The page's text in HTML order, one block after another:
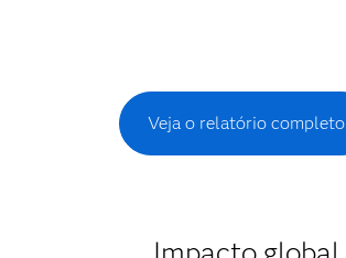
Veja o relatório completo